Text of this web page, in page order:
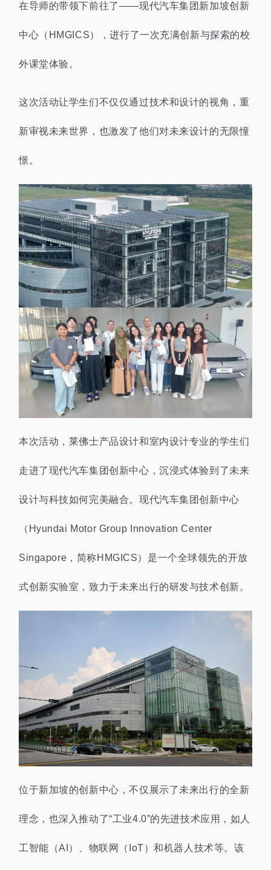
在导师的带领下前往了——现代汽车集团新加坡创新
中心（HMGICS），进行了一次充满创新与探索的校
外课堂体验。
这次活动让学生们不仅仅通过技术和设计的视角，重
新审视未来世界，也激发了他们对未来设计的无限憧
憬。
本次活动，莱佛士产品设计和室内设计专业的学生们
走进了现代汽车集团创新中心，沉浸式体验到了未来
设计与科技如何完美融合。现代汽车集团创新中心
（Hyundai Motor Group Innovation Center
Singapore，简称HMGICS）是一个全球领先的开放
式创新实验室，致力于未来出行的研发与技术创新。
位于新加坡的创新中心，不仅展示了未来出行的全新
理念，也深入推动了“工业4.0”的先进技术应用，如人
工智能（AI）、物联网（IoT）和机器人技术等。该